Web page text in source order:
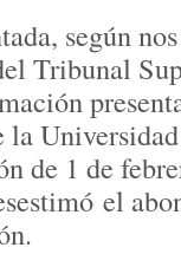
según
Tribunal
de 1 de
el